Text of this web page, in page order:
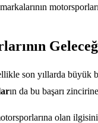
son yıllarda büyük
ın da bu başarı
olan